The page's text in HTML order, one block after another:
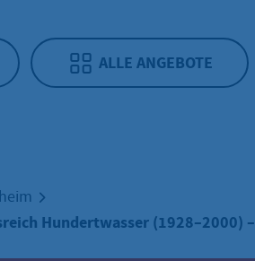
ALLE ANGEBOTE
Hundertwasser (1928–2000) –